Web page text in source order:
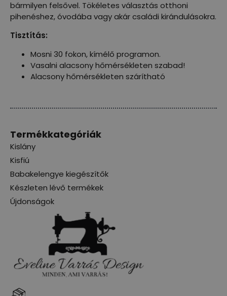
bármilyen felsővel. Tökéletes választás otthoni
pihenéshez, óvodába vagy akár családi kirándulásokra.
Tisztítás:
Mosni 30 fokon, kímélő programon.
Vasalni alacsony hőmérsékleten szabad!
Alacsony hőmérsékleten szárítható
Termékkategóriák
Kislány
Kisfiú
Babakelengye kiegészítők
Készleten lévő termékek
Újdonságok